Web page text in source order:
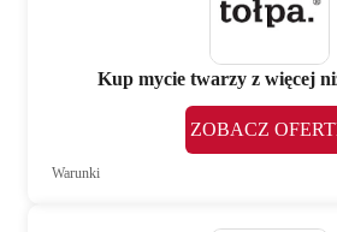
Kup mycie twarzy z więcej
ZOBACZ
Warunki